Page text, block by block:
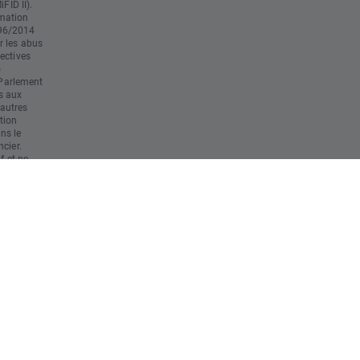
II).
2014
les abus
aux
le
et ne